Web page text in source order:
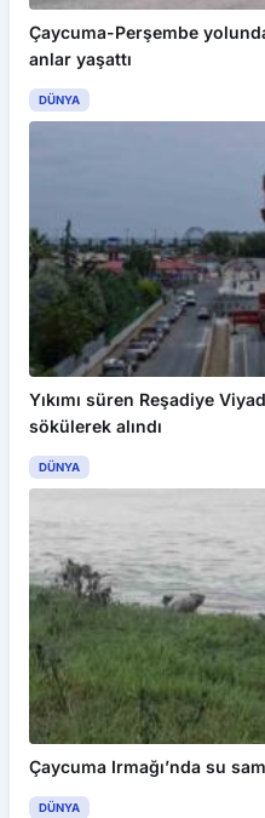
Çaycuma-Perşembe
anlar yaşattı
DÜNYA
Yıkımı süren Reşadiye
sökülerek alındı
DÜNYA
Çaycuma Irmağı’nda su
DÜNYA